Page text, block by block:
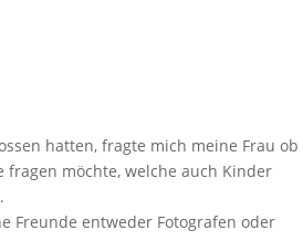
hatten, fragte mich meine Frau ob
möchte, welche auch Kinder
Freunde entweder Fotografen oder